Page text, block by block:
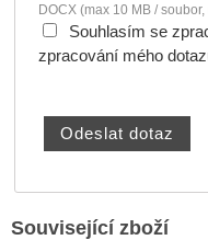
DOCX (max 10 MB /
Souhlasím se
zpracování mého
Související zboží